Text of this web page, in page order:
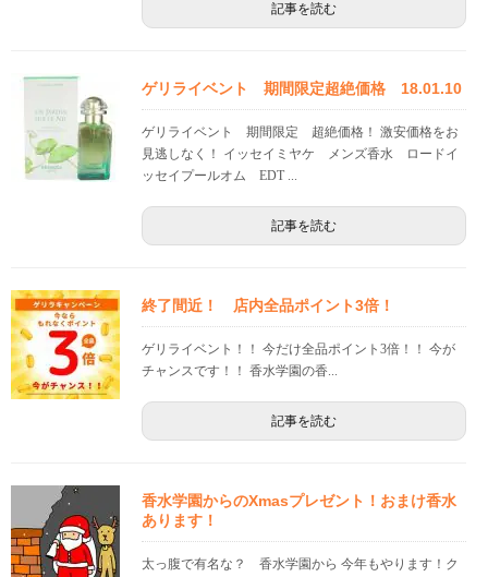
記事を読む
ゲリライベント 期間限定超絶価格 18.01.10
ゲリライベント 期間限定 超絶価格！ 激安価格をお
見逃しなく！ イッセイミヤケ メンズ香水 ロードイ
ッセイプールオム EDT ...
記事を読む
終了間近！ 店内全品ポイント3倍！
ゲリライベント！！ 今だけ全品ポイント3倍！！ 今が
チャンスです！！ 香水学園の香...
記事を読む
香水学園からのXmasプレゼント！おまけ香水
あります！
太っ腹で有名な？ 香水学園から 今年もやります！ク